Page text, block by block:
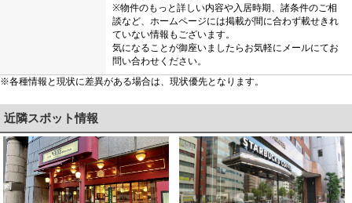
※物件のもっと詳しい内容や入居時期、諸条件のご相
談など、ホームページには掲載が間に合わず載せきれ
ていない情報もございます。
気になることが御座いましたらお気軽にメールにてお
問い合わせください。
※各種情報と現状に差異がある場合は、現状優先となります。
近隣スポット情報